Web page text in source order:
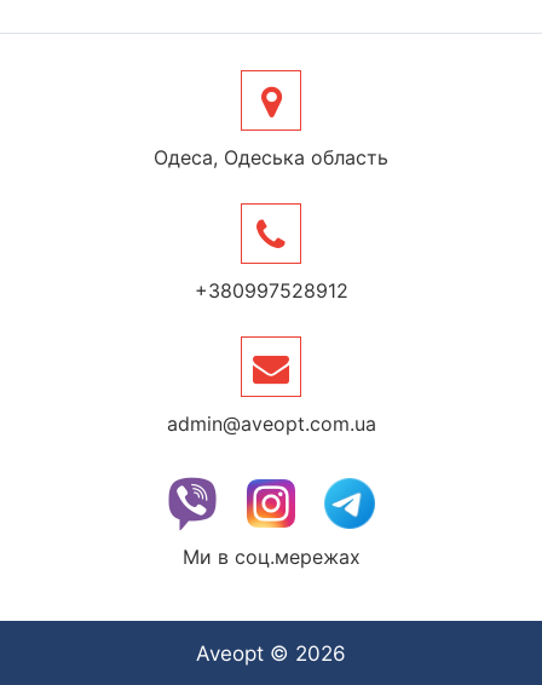
Одеса, Одеська область
+380997528912
admin@aveopt.com.ua
Ми в соц.мережах
Aveopt © 2026